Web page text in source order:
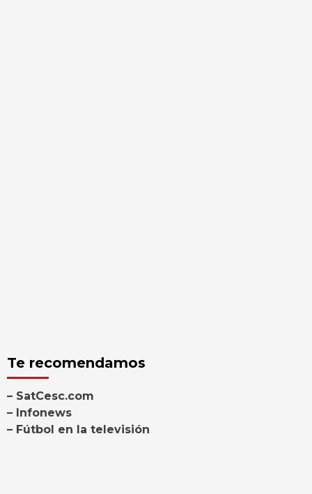
Te recomendamos
– SatCesc.com
– Infonews
– Fútbol en la televisión